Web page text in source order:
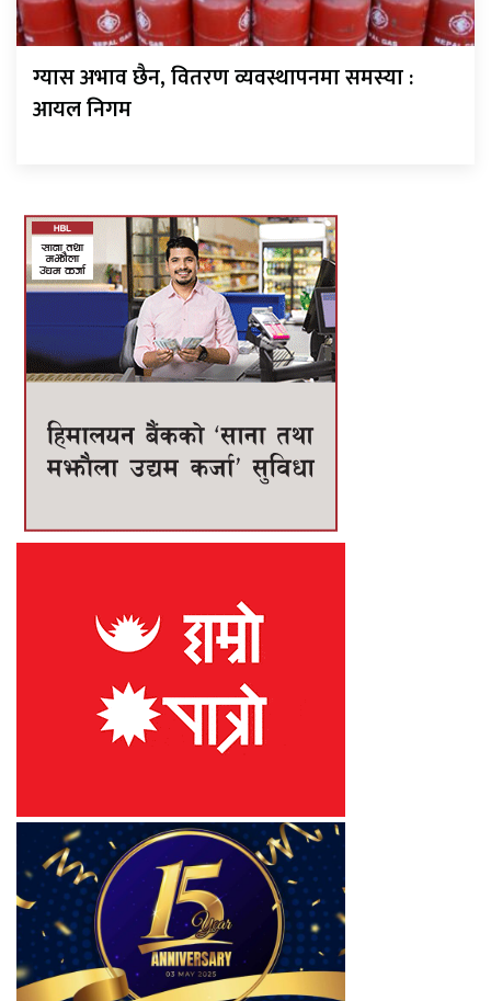
ग्यास अभाव छैन, वितरण व्यवस्थापनमा समस्या :
आयल निगम